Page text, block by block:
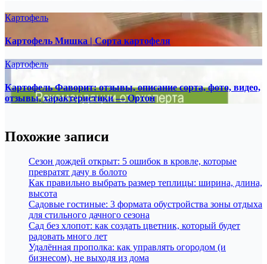
Картофель
Картофель Мишка | Сорта картофеля
Картофель
Картофель Фаворит: отзывы, описание сорта, фото, видео,
отзывы, характеристики — Ортон
Похожие записи
Сезон дождей открыт: 5 ошибок в кровле, которые
превратят дачу в болото
Как правильно выбрать размер теплицы: ширина, длина,
высота
Садовые гостиные: 3 формата обустройства зоны отдыха
для стильного дачного сезона
Сад без хлопот: как создать цветник, который будет
радовать много лет
Удалённая прополка: как управлять огородом (и
бизнесом), не выходя из дома